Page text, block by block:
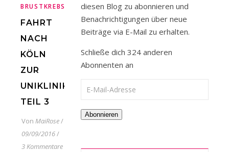
BRUSTKREBS CHEMOTHERAPIE,GENTEST,KRANK
FAHRT
NACH
KÖLN
ZUR
UNIKLINIK,
TEIL 3
Von MaiRose/
09/09/2016/
3 Kommentare
diesen Blog zu abonnieren und
Benachrichtigungen über neue
Beiträge via E-Mail zu erhalten.
Schließe dich 324 anderen
Abonnenten an
E-Mail-Adresse
Abonnieren